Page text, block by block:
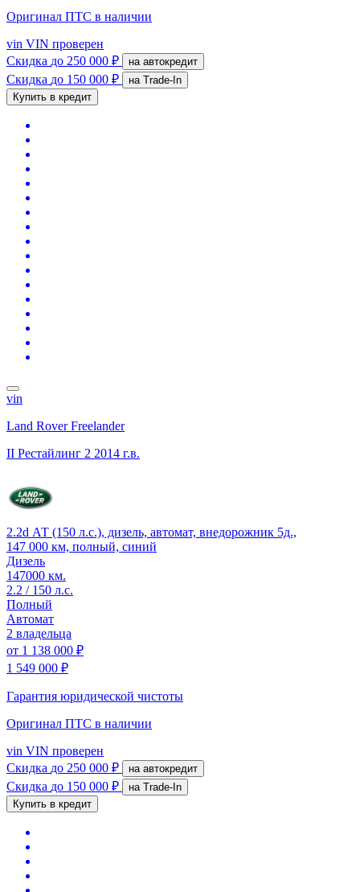
Оригинал ПТС в наличии
vin VIN проверен
Скидка до 250 000 ₽ на автокредит
Скидка до 150 000 ₽
на Trade-In
Купить в кредит
vin
Land Rover Freelander
II Рестайлинг 2 2014 г.в.
2.2d АТ (150 л.с.), дизель, автомат, внедорожник 5д.,
147 000 км, полный, синий
Дизель
147000 км.
2.2 / 150 л.с.
Полный
Автомат
2 владельца
от 1 138 000 ₽
1 549 000 ₽
Гарантия юридической чистоты
Оригинал ПТС в наличии
vin VIN проверен
Скидка до 250 000 ₽ на автокредит
Скидка до 150 000 ₽
на Trade-In
Купить в кредит